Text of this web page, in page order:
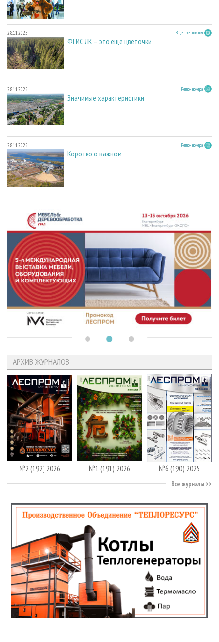
28.11.2025 В центре внимания
ФГИС ЛК – это еще цветочки
28.11.2025 Регион номера
Значимые характеристики
28.11.2025 Регион номера
Коротко о важном
АРХИВ ЖУРНАЛОВ
№2 (192) 2026 №1 (191) 2026 №6 (190) 2025
Все журналы